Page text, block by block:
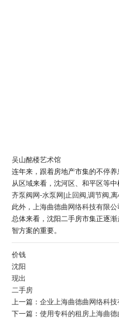
吴山酩楼艺术馆
连年来，跟着房地产市集的不停
从区域来看，沈河区、和平区等
齐泵阀网-水泵网|止回阀,调节阀,
此外， 上海曲德曲网络科技有限公
总体来看，沈阳二手房市集正逐
智方案的重要。
价钱
沈阳
现出
二手房
上一篇： 企业上海曲德曲网络科
下一篇： 使用专科的租房上海曲